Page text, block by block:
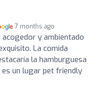
7 months ago
acogedor y ambientado
La comida
la hamburguesa
un lugar pet friendly